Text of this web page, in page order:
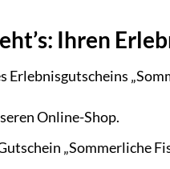
Ihren
Erlebnisgutscheins
Online-Shop.
„Sommerliche